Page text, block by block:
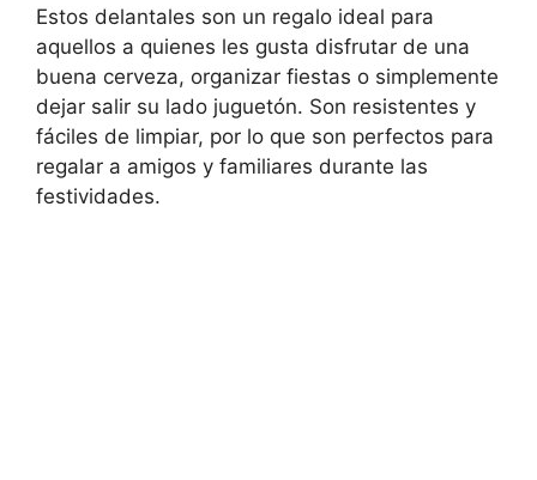
Estos delantales son un regalo ideal para
aquellos a quienes les gusta disfrutar de una
buena cerveza, organizar fiestas o simplemente
dejar salir su lado juguetón. Son resistentes y
fáciles de limpiar, por lo que son perfectos para
regalar a amigos y familiares durante las
festividades.